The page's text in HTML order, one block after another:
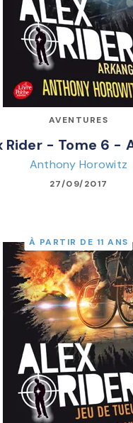
AVENTURES
Rider - Tome 6 -
Anthony Horowitz
27/09/2017
À PARTIR DE 11 ANS